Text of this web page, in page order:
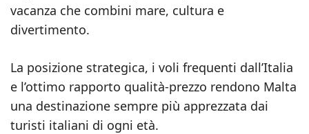
vacanza che combini mare, cultura e
divertimento.
La posizione strategica, i voli frequenti dall’Italia
e l’ottimo rapporto qualità-prezzo rendono Malta
una destinazione sempre più apprezzata dai
turisti italiani di ogni età.